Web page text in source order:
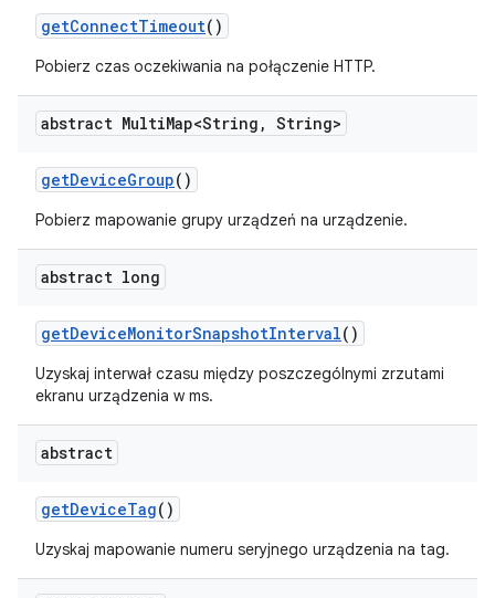
getConnectTimeout()
Pobierz czas oczekiwania na połączenie HTTP.
abstract MultiMap<String , String>
getDeviceGroup()
Pobierz mapowanie grupy urządzeń na urządzenie.
abstract long
getDeviceMonitorSnapshotInterval()
Uzyskaj interwał czasu między poszczególnymi zrzutami
ekranu urządzenia w ms.
abstract
getDeviceTag()
Uzyskaj mapowanie numeru seryjnego urządzenia na tag.